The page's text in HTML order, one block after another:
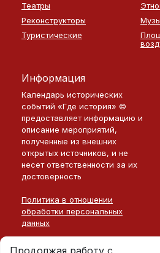
Театры
Реконструкторы
Туристические
Информация
Календарь исторических
событий «Где история» ©
предоставляет информацию и
описание мероприятий,
полученные из внешних
открытых источников, и не
несет ответственности за их
достоверность
Политика в отношении
обработки персональных
данных
Продолжая работу с